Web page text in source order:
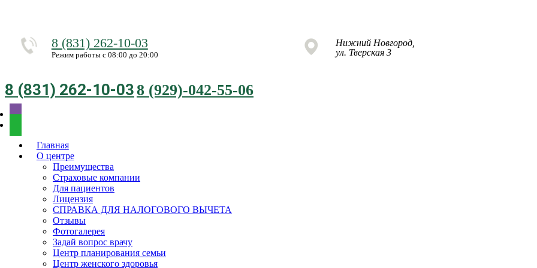
8 (831) 262-10-03
Режим работы с 08:00 до 20:00
Нижний Новгород,
ул. Тверская 3
8 (831) 262-10-038 (929)-042-55-06
Главная
О центре
Преимущества
Страховые компании
Для пациентов
Лицензия
СПРАВКА ДЛЯ НАЛОГОВОГО ВЫЧЕТА
Отзывы
Фотогалерея
Задай вопрос врачу
Центр планирования семьи
Центр женского здоровья